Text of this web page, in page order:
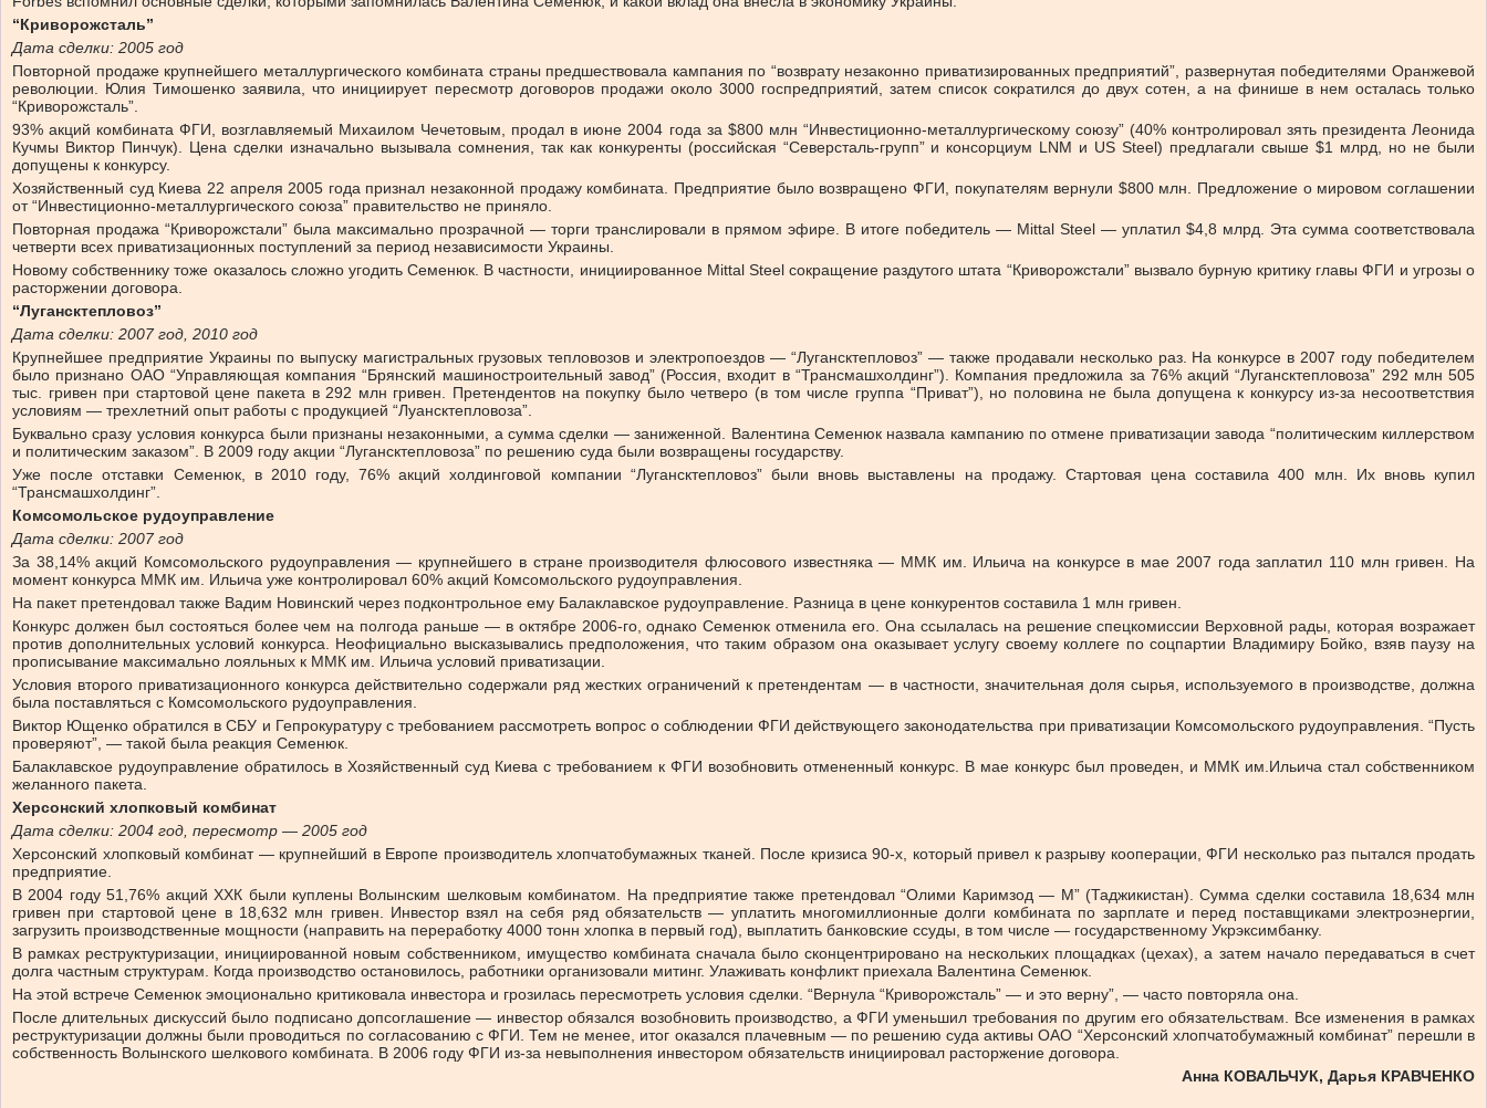
“Криворожсталь”
Дата сделки: 2005 год
Повторной продаже крупнейшего металлургического комбината страны предшествовала кампания по “возврату незаконно приватизированных предприятий”, развернутая победителями Оранжевой
революции. Юлия Тимошенко заявила, что инициирует пересмотр договоров продажи около 3000 госпредприятий, затем список сократился до двух сотен, а на финише в нем осталась только
“Криворожсталь”.
93% акций комбината ФГИ, возглавляемый Михаилом Чечетовым, продал в июне 2004 года за $800 млн “Инвестиционно-металлургическому союзу” (40% контролировал зять президента Леонида
Кучмы Виктор Пинчук). Цена сделки изначально вызывала сомнения, так как конкуренты (российская “Северсталь-групп” и консорциум LNM и US Steel) предлагали свыше $1 млрд, но не были
допущены к конкурсу.
Хозяйственный суд Киева 22 апреля 2005 года признал незаконной продажу комбината. Предприятие было возвращено ФГИ, покупателям вернули $800 млн. Предложение о мировом соглашении
от “Инвестиционно-металлургического союза” правительство не приняло.
Повторная продажа “Криворожстали” была максимально прозрачной — торги транслировали в прямом эфире. В итоге победитель — Mittal Steel — уплатил $4,8 млрд. Эта сумма соответствовала
четверти всех приватизационных поступлений за период независимости Украины.
Новому собственнику тоже оказалось сложно угодить Семенюк. В частности, инициированное Mittal Steel сокращение раздутого штата “Криворожстали” вызвало бурную критику главы ФГИ и угрозы о
расторжении договора.
“Лугансктепловоз”
Дата сделки: 2007 год, 2010 год
Крупнейшее предприятие Украины по выпуску магистральных грузовых тепловозов и электропоездов — “Лугансктепловоз” — также продавали несколько раз. На конкурсе в 2007 году победителем
было признано ОАО “Управляющая компания “Брянский машиностроительный завод” (Россия, входит в “Трансмашхолдинг”). Компания предложила за 76% акций “Лугансктепловоза” 292 млн 505
тыс. гривен при стартовой цене пакета в 292 млн гривен. Претендентов на покупку было четверо (в том числе группа “Приват”), но половина не была допущена к конкурсу из-за несоответствия
условиям — трехлетний опыт работы с продукцией “Луансктепловоза”.
Буквально сразу условия конкурса были признаны незаконными, а сумма сделки — заниженной. Валентина Семенюк назвала кампанию по отмене приватизации завода “политическим киллерством
и политическим заказом”. В 2009 году акции “Лугансктепловоза” по решению суда были возвращены государству.
Уже после отставки Семенюк, в 2010 году, 76% акций холдинговой компании “Лугансктепловоз” были вновь выставлены на продажу. Стартовая цена составила 400 млн. Их вновь купил
“Трансмашхолдинг”.
Комсомольское рудоуправление
Дата сделки: 2007 год
За 38,14% акций Комсомольского рудоуправления — крупнейшего в стране производителя флюсового известняка — ММК им. Ильича на конкурсе в мае 2007 года заплатил 110 млн гривен. На
момент конкурса ММК им. Ильича уже контролировал 60% акций Комсомольского рудоуправления.
На пакет претендовал также Вадим Новинский через подконтрольное ему Балаклавское рудоуправление. Разница в цене конкурентов составила 1 млн гривен.
Конкурс должен был состояться более чем на полгода раньше — в октябре 2006-го, однако Семенюк отменила его. Она ссылалась на решение спецкомиссии Верховной рады, которая возражает
против дополнительных условий конкурса. Неофициально высказывались предположения, что таким образом она оказывает услугу своему коллеге по соцпартии Владимиру Бойко, взяв паузу на
прописывание максимально лояльных к ММК им. Ильича условий приватизации.
Условия второго приватизационного конкурса действительно содержали ряд жестких ограничений к претендентам — в частности, значительная доля сырья, используемого в производстве, должна
была поставляться с Комсомольского рудоуправления.
Виктор Ющенко обратился в СБУ и Гепрокуратуру с требованием рассмотреть вопрос о соблюдении ФГИ действующего законодательства при приватизации Комсомольского рудоуправления. “Пусть
проверяют”, — такой была реакция Семенюк.
Балаклавское рудоуправление обратилось в Хозяйственный суд Киева с требованием к ФГИ возобновить отмененный конкурс. В мае конкурс был проведен, и ММК им.Ильича стал собственником
желанного пакета.
Херсонский хлопковый комбинат
Дата сделки: 2004 год, пересмотр — 2005 год
Херсонский хлопковый комбинат — крупнейший в Европе производитель хлопчатобумажных тканей. После кризиса 90-х, который привел к разрыву кооперации, ФГИ несколько раз пытался продать
предприятие.
В 2004 году 51,76% акций ХХК были куплены Волынским шелковым комбинатом. На предприятие также претендовал “Олими Каримзод — М” (Таджикистан). Сумма сделки составила 18,634 млн
гривен при стартовой цене в 18,632 млн гривен. Инвестор взял на себя ряд обязательств — уплатить многомиллионные долги комбината по зарплате и перед поставщиками электроэнергии,
загрузить производственные мощности (направить на переработку 4000 тонн хлопка в первый год), выплатить банковские ссуды, в том числе — государственному Укрэксимбанку.
В рамках реструктуризации, инициированной новым собственником, имущество комбината сначала было сконцентрировано на нескольких площадках (цехах), а затем начало передаваться в счет
долга частным структурам. Когда производство остановилось, работники организовали митинг. Улаживать конфликт приехала Валентина Семенюк.
На этой встрече Семенюк эмоционально критиковала инвестора и грозилась пересмотреть условия сделки. “Вернула “Криворожсталь” — и это верну”, — часто повторяла она.
После длительных дискуссий было подписано допсоглашение — инвестор обязался возобновить производство, а ФГИ уменьшил требования по другим его обязательствам. Все изменения в рамках
реструктуризации должны были проводиться по согласованию с ФГИ. Тем не менее, итог оказался плачевным — по решению суда активы ОАО “Херсонский хлопчатобумажный комбинат” перешли в
собственность Волынского шелкового комбината. В 2006 году ФГИ из-за невыполнения инвестором обязательств инициировал расторжение договора.
Анна КОВАЛЬЧУК, Дарья КРАВЧЕНКО